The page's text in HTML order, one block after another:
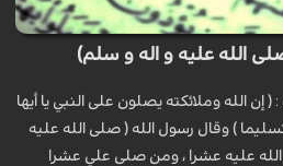
الله عليه و اله و سلم)
إن الله وملائكته يصلون على النبي يا أيها
) وقال رسول الله ( صلى الله عليه
عليه عشرا ، ومن صلى علي عشرا